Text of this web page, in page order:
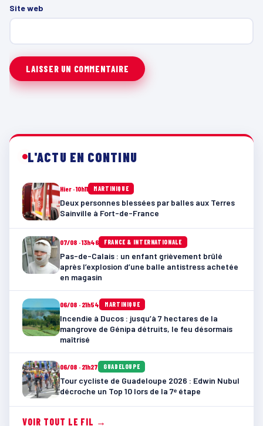
Site web
L'ACTU EN CONTINU
Hier · 10h11 MARTINIQUE
Deux personnes blessées par balles aux Terres
Sainville à Fort-de-France
07/08 · 13h46 FRANCE & INTERNATIONALE
Pas-de-Calais : un enfant grièvement brûlé
après l’explosion d’une balle antistress achetée
en magasin
06/08 · 21h54 MARTINIQUE
Incendie à Ducos : jusqu’à 7 hectares de la
mangrove de Génipa détruits, le feu désormais
maîtrisé
06/08 · 21h27 GUADELOUPE
Tour cycliste de Guadeloupe 2026 : Edwin Nubul
décroche un Top 10 lors de la 7ᵉ étape
VOIR TOUT LE FIL →